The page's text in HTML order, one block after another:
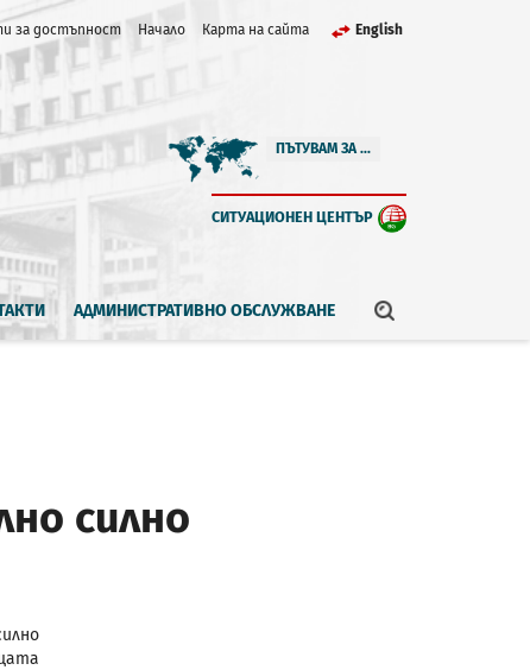
за достъпност Начало Карта на сайта English
ПЪТУВАМ ЗА ...
СИТУАЦИОНЕН ЦЕНТЪР
АДМИНИСТРАТИВНО ОБСЛУЖВАНЕ
силно